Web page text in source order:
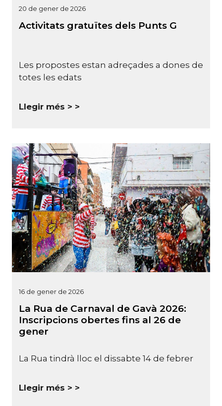
20 de gener de 2026
Activitats gratuïtes dels Punts G
Les propostes estan adreçades a dones de
totes les edats
Llegir més >
16 de gener de 2026
La Rua de Carnaval de Gavà 2026:
Inscripcions obertes fins al 26 de
gener
La Rua tindrà lloc el dissabte 14 de febrer
Llegir més >